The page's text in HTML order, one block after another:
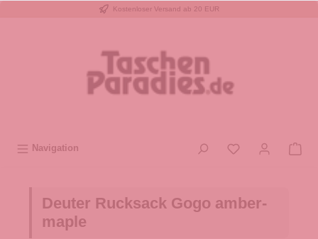
Kostenloser Versand ab 20 EUR
Navigation
Deuter Rucksack Gogo amber-
maple